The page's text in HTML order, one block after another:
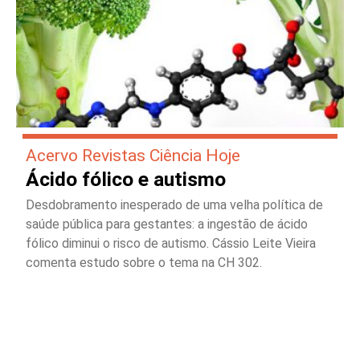
Acervo Revistas Ciência Hoje
Ácido fólico e autismo
Desdobramento inesperado de uma velha política de
saúde pública para gestantes: a ingestão de ácido
fólico diminui o risco de autismo. Cássio Leite Vieira
comenta estudo sobre o tema na CH 302.